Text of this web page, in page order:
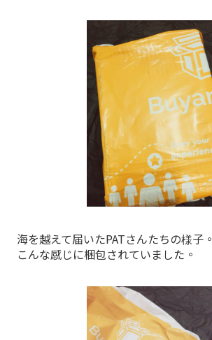
海を越えて届いたPATさんたちの様子。
こんな感じに梱包されていました。